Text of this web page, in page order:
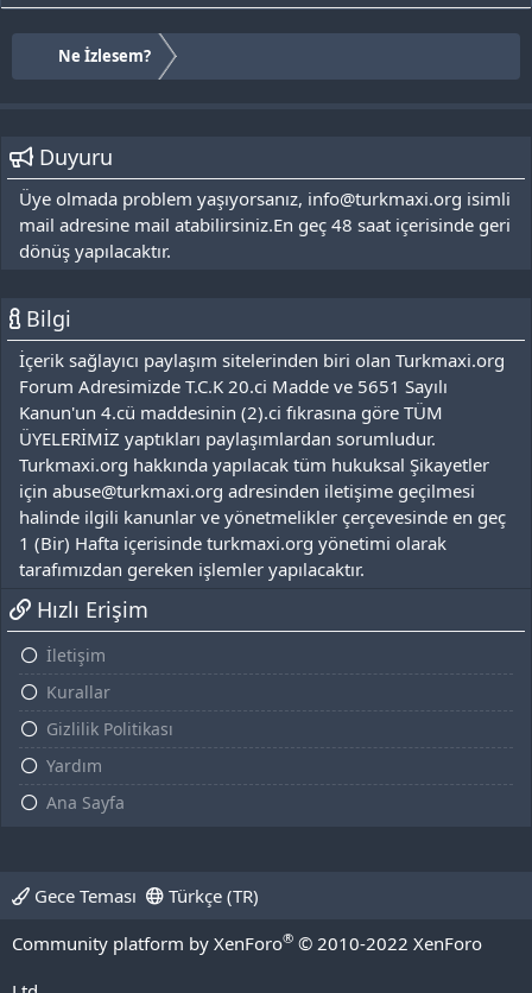
Ne İzlesem?
Duyuru
Üye olmada problem yaşıyorsanız, info@turkmaxi.org isimli
mail adresine mail atabilirsiniz.En geç 48 saat içerisinde geri
dönüş yapılacaktır.
Bilgi
İçerik sağlayıcı paylaşım sitelerinden biri olan Turkmaxi.org
Forum Adresimizde T.C.K 20.ci Madde ve 5651 Sayılı
Kanun'un 4.cü maddesinin (2).ci fıkrasına göre TÜM
ÜYELERİMİZ yaptıkları paylaşımlardan sorumludur.
Turkmaxi.org hakkında yapılacak tüm hukuksal Şikayetler
için abuse@turkmaxi.org adresinden iletişime geçilmesi
halinde ilgili kanunlar ve yönetmelikler çerçevesinde en geç
1 (Bir) Hafta içerisinde turkmaxi.org yönetimi olarak
tarafımızdan gereken işlemler yapılacaktır.
Hızlı Erişim
İletişim
Kurallar
Gizlilik Politikası
Yardım
Ana Sayfa
Gece Teması
Türkçe (TR)
Community platform by XenForo® © 2010-2022 XenForo